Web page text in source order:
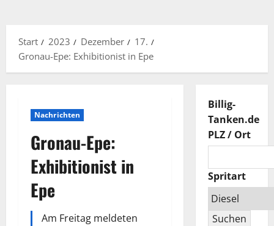
Start 2023 Dezember
17.
Gronau-Epe: Exhibitionist in Epe
Nachrichten
Gronau-Epe:
Exhibitionist in
Epe
Am Freitag meldeten
Billig-
Tanken.de
PLZ / Ort
Spritart
Suchen